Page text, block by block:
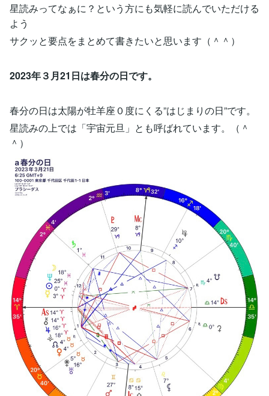
星読みってなぁに？という方にも気軽に読んでいただける
よう
サクッと要点をまとめて書きたいと思います（＾＾）
2023年３月21日は春分の日です。
春分の日は太陽が牡羊座０度にくる”はじまりの日”です。
星読みの上では「宇宙元旦」とも呼ばれています。（＾
＾）